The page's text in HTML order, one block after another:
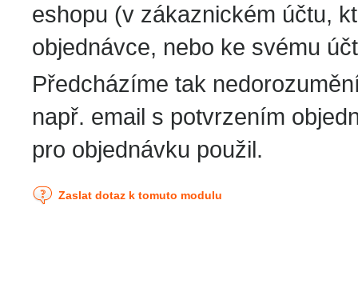
eshopu (v zákaznickém účtu,
objednávce, nebo ke svému
Předcházíme tak
např. email s potvrzením
pro objednávku použil.
Zaslat dotaz k tomuto modulu